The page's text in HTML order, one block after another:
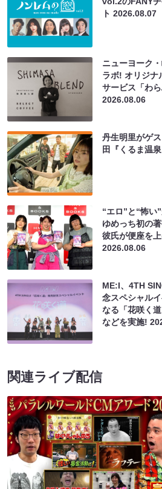
ト2026.08.07
ニューヨーク
ラボ! オリジナ
サービス「わ
2026.08.06
丹生明里がゲ
田『くるま温
“エロ”と“怖い
ゆめっち初の
彼氏が便座を
2026.08.06
ME:I、4TH
念スペシャル
なる「花咲く
などを実施!
関連ライブ配信